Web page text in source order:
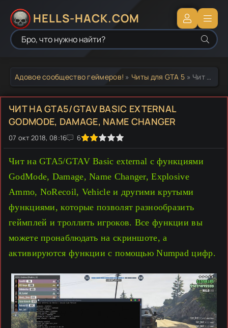
HELLS-HACK.COM
Адовое сообщество геймеров! » Читы для GTA 5 » Чит на GTA5/GTAV Basic external GodMode, Damage, Name Changer
ЧИТ НА GTA5/GTAV BASIC EXTERNAL
GODMODE, DAMAGE, NAME CHANGER
07 окт 2018, 08:16 6
1 2 3 4 5
Чит на GTA5/GTAV Basic external с функциями
GodMode, Damage, Name Changer, Explosive
Ammo, NoRecoil, Vehicle и другими крутыми
функциями, которые позволят разнообразить
геймплей и троллить игроков. Все функции вы
можете пронаблюдать на скриншоте, а
активируются функции с помощью Numpad цифр.